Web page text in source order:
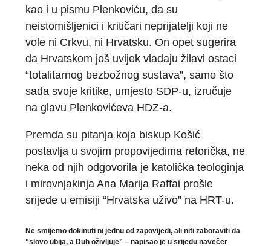
kao i u pismu Plenkoviću, da su
neistomišljenici i kritičari neprijatelji koji ne
vole ni Crkvu, ni Hrvatsku. On opet sugerira
da Hrvatskom još uvijek vladaju žilavi ostaci
“totalitarnog bezbožnog sustava”, samo što
sada svoje kritike, umjesto SDP-u, izručuje
na glavu Plenkovićeva HDZ-a.
Premda su pitanja koja biskup Košić
postavlja u svojim propovijedima retorička, ne
neka od njih odgovorila je katolička teologinja
i mirovnjakinja Ana Marija Raffai prošle
srijede u emisiji “Hrvatska uživo” na HRT-u.
Ne smijemo dokinuti ni jednu od zapovijedi, ali niti zaboraviti da
“slovo ubija, a Duh oživljuje” – napisao je u srijedu navečer